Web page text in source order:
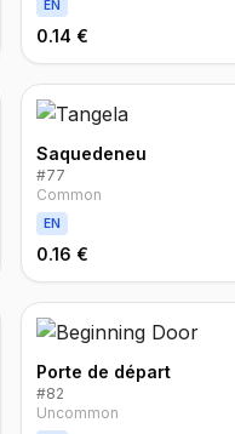
EN
0.14 €
Saquedeneu
#77
Common
EN
0.16 €
Porte de départ
#82
Uncommon